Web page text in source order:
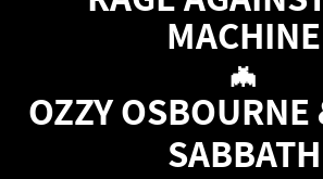
MACHINE
🦇
OZZY
SABBATH